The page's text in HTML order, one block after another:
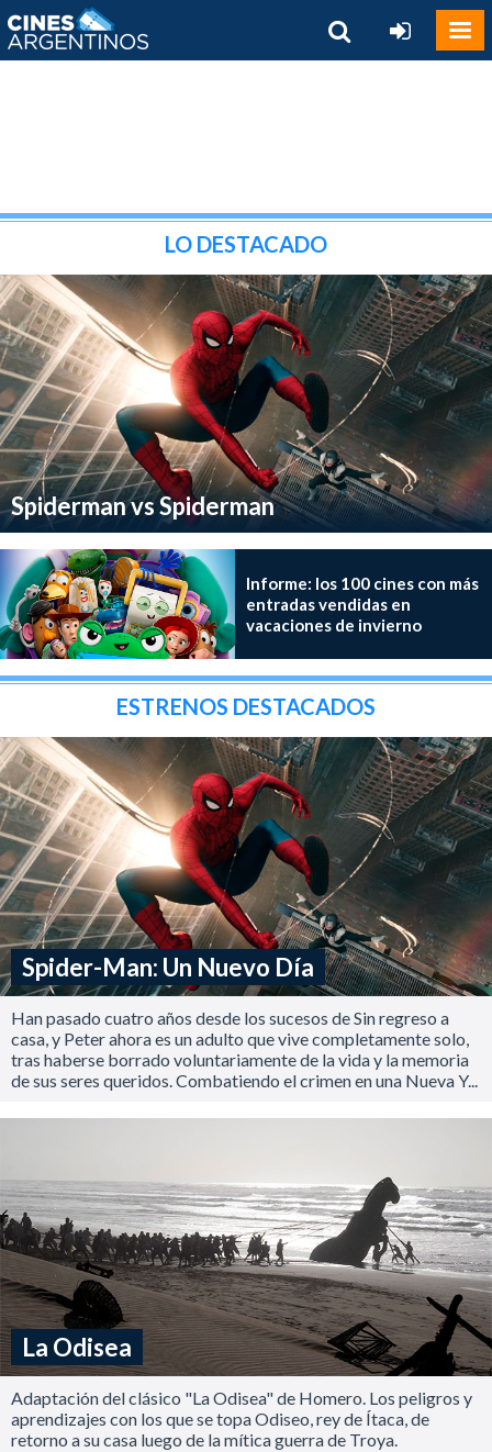
LO DESTACADO
Spiderman vs Spiderman
Informe: los 100 cines con más
entradas vendidas en
vacaciones de invierno
ESTRENOS DESTACADOS
Spider-Man: Un Nuevo Día
Han pasado cuatro años desde los sucesos de Sin regreso a
casa, y Peter ahora es un adulto que vive completamente solo,
tras haberse borrado voluntariamente de la vida y la memoria
de sus seres queridos. Combatiendo el crimen en una Nueva Y...
La Odisea
Adaptación del clásico "La Odisea" de Homero. Los peligros y
aprendizajes con los que se topa Odiseo, rey de Ítaca, de
retorno a su casa luego de la mítica guerra de Troya.